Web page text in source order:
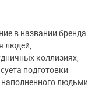
в названии бренда
людей,
коллизиях,
подготовки
людьми.